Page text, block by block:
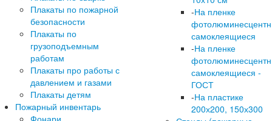
Плакаты по пожарной
безопасности
Плакаты по
грузоподъемным
работам
Плакаты про работы с
давлением и газами
Плакаты детям
Пожарный инвентарь
-На пленке
самоклеящиеся
-На пленке
самоклеящиеся -
ГОСТ
-На пластике
200х200, 150х300